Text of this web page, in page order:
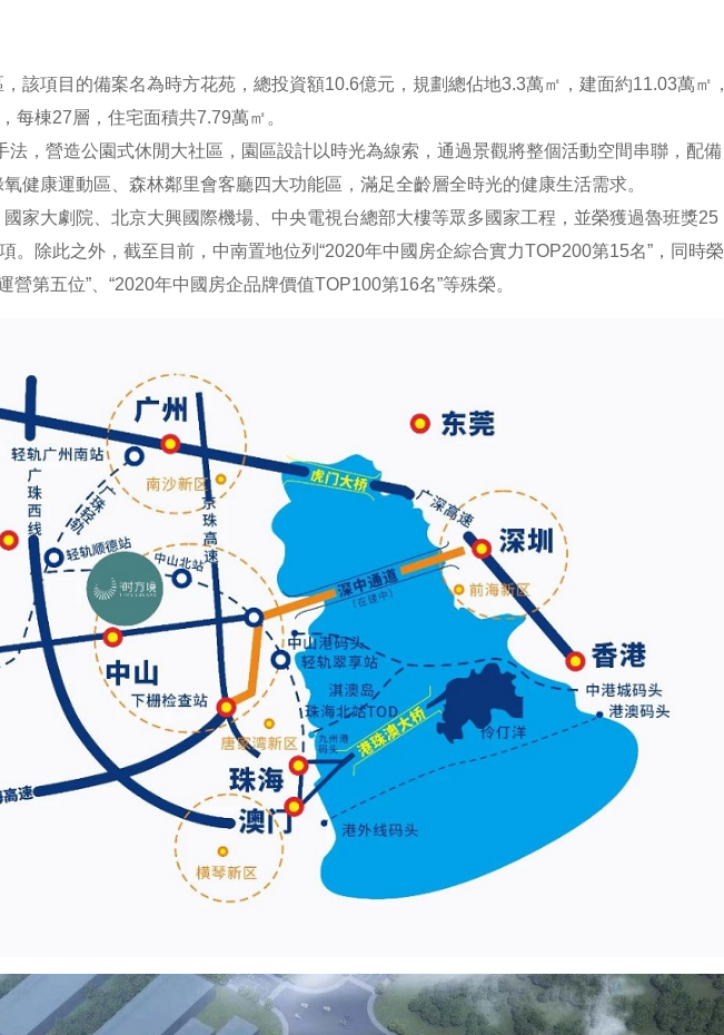
該項目的備案名為時方花苑，總投資額10.6億元，規劃總佔地3.3萬㎡，建面約11.03萬㎡，
每棟27層，住宅面積共7.79萬㎡。
法，營造公園式休閒大社區，園區設計以時光為線索，通過景觀將整個活動空間串聯，配備
健康運動區、森林鄰里會客廳四大功能區，滿足全齡層全時光的健康生活需求。
家大劇院、北京大興國際機場、中央電視台總部大樓等眾多國家工程，並榮獲過魯班獎25
。除此之外，截至目前，中南置地位列“2020年中國房企綜合實力TOP200第15名”，同時榮
第五位”、“2020年中國房企品牌價值TOP100第16名”等殊榮。